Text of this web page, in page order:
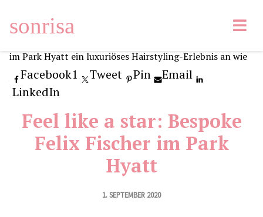
sonrisa
Facebook1 Tweet Pin
Email
LinkedIn
Feel like a star: Bespoke
Felix Fischer im Park
Hyatt
1. SEPTEMBER 2020